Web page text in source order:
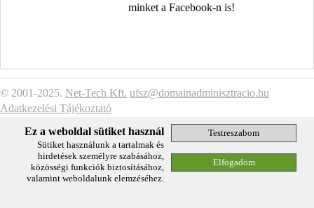
minket a Facebook-n is!
© 2001-2025. Net-Tech Kft. ufsz@domainadminisztracio.hu
Adatkezelési Tájékoztató
Ez a weboldal sütiket használ
Sütiket használunk a tartalmak és
hirdetések személyre szabásához,
közösségi funkciók biztosításához,
valamint weboldalunk elemzéséhez.